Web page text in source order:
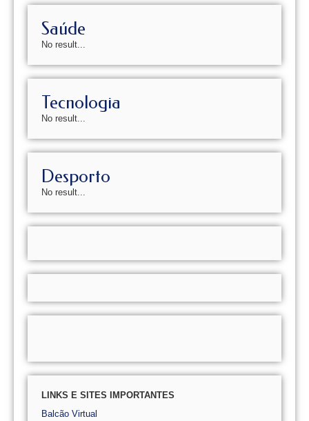
Saúde
No result...
Tecnologia
No result...
Desporto
No result...
LINKS E SITES IMPORTANTES
Balcão Virtual